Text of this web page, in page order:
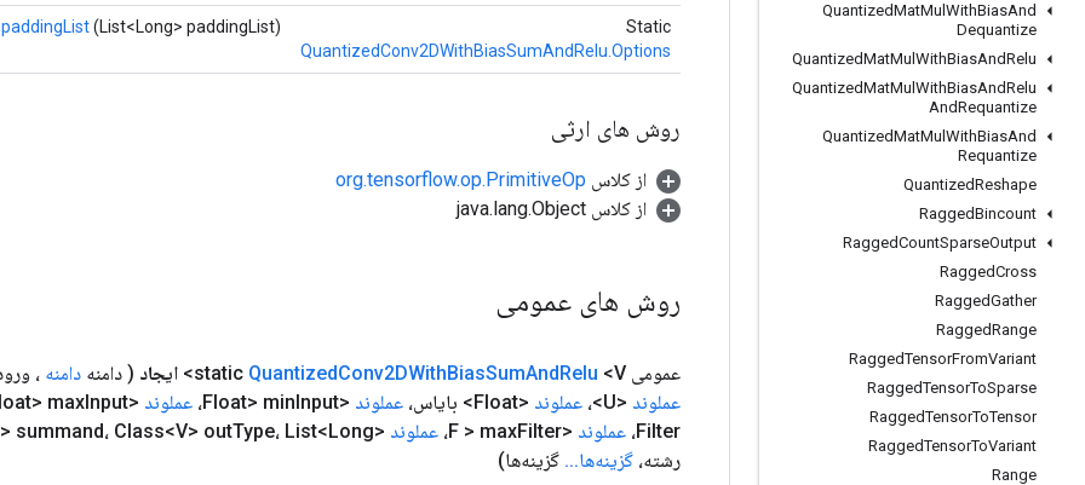
QuantizedMatMul WithBiasAnd
Dequantize
QuantizedMatMul WithBiasAndRelu
QuantizedMatMul WithBiasAndRelu
AndRequantize
QuantizedMatMul WithBiasAnd
Requantize
QuantizedReshape
RaggedBincount
RaggedCountSparseOutput
RaggedCross
RaggedGather
RaggedRange
RaggedTensorFromVariant
RaggedTensorToSparse
RaggedTensorToTensor
RaggedTensorToVariant
Range
Static
QuantizedConv2DWithBiasSumAndRelu.Options
paddingList(List<Long> paddingList)
روش های ارثی
از کلاس org.tensorflow.op.PrimitiveOp
از کلاس java.lang.Object
روش های عمومی
عمومی static QuantizedConv2DWithBiasSumAndRelu <V> ایجاد ( دامنه دامنه ،
عملوند <U>، عملوند <Float> بایاس، عملوند <Float> minInput، عملوند <Float> maxInput،
Filter، عملوند <F > maxFilter، عملوند <Float> summand، Class<V> out
رشته، گزینه‌ها.
.
. گزینه‌ها)